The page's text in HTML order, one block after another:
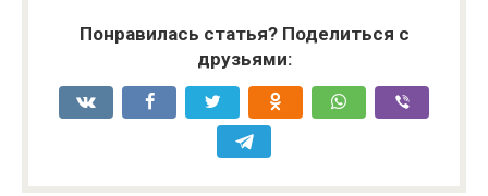
Понравилась статья? Поделиться с
друзьями: